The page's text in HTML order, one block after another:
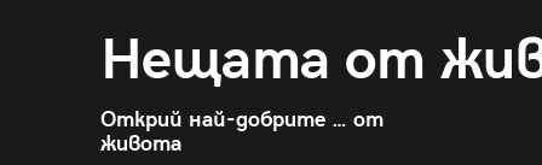
Нещата от
Открий най-добрите … от
живота